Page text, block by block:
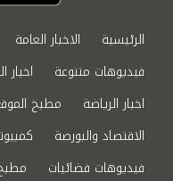
الرئيسية الاخبار العامة
فيديوهات متنوعة
اخبار
اخبار الرياضة
مطبخ
الاقتصاد والبورصة
فيديوهات فضائيات